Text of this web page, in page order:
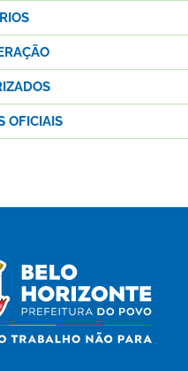
OFICIAIS